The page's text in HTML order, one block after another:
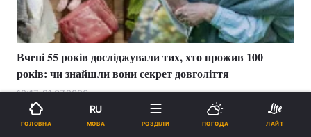
Вчені 55 років досліджували тих, хто прожив 100
років: чи знайшли вони секрет довголіття
12:17, 21.07.2026
ГОЛОВНА
RU
МОВА РОЗДІЛИ ПОГОДА ЛАЙТ